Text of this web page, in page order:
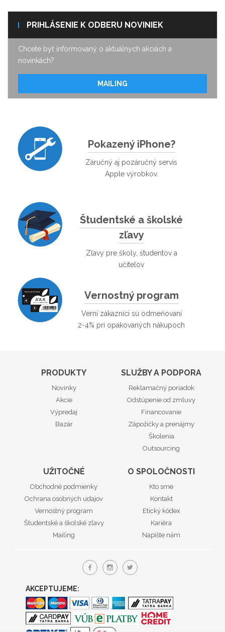
PRIHLÁSENIE K ODBERU NOVINIEK
Chcete byť informovaný o aktuálnych akciách a
novinkách?
MAILING
Pokazený iPhone?
Záručný aj pozáručný servis
Apple výrobkov.
Študentské a školské
zľavy
Zľavy pre školy, študentov a
učiteľov
Vernostný program
Verní zákazníci sú odmeňovaní
2-4% pri opakovaných nákupoch
PRODUKTY
Novinky
Akcie
Výpredaj
Bazár
SLUŽBY A PODPORA
Reklamačný poriadok
Odstúpenie od zmluvy
Financovanie
Zápožičky a prenájmy
Školenia
Outsourcing
UŽITOČNÉ
Obchodné podmienky
Ochrana osobných udajov
Vernostný program
Študentské a školské zľavy
Mailing
O SPOLOČNOSTI
Kto sme
Kontakt
Etický kódex
Kariéra
Napíšte nám
AKCEPTUJEME: